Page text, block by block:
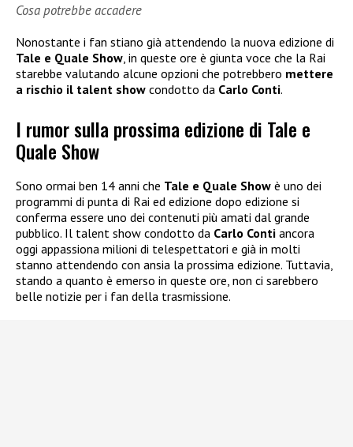
Cosa potrebbe accadere
Nonostante i fan stiano già attendendo la nuova edizione di
Tale e Quale Show , in queste ore è giunta voce che la Rai
starebbe valutando alcune opzioni che potrebbero mettere
a rischio il talent show condotto da Carlo Conti.
I rumor sulla prossima edizione di Tale e
Quale Show
Sono ormai ben 14 anni che Tale e Quale Show è uno dei
programmi di punta di Rai ed edizione dopo edizione si
conferma essere uno dei contenuti più amati dal grande
pubblico. Il talent show condotto da Carlo Conti ancora
oggi appassiona milioni di telespettatori e già in molti
stanno attendendo con ansia la prossima edizione. Tuttavia,
stando a quanto è emerso in queste ore, non ci sarebbero
belle notizie per i fan della trasmissione.